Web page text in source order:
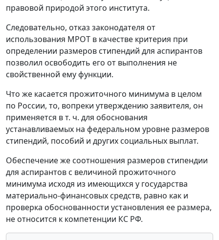
правовой природой этого института.
Следовательно, отказ законодателя от
использования МРОТ в качестве критерия при
определении размеров стипендий для аспирантов
позволил освободить его от выполнения не
свойственной ему функции.
Что же касается прожиточного минимума в целом
по России, то, вопреки утверждению заявителя, он
применяется в т. ч. для обоснования
устанавливаемых на федеральном уровне размеров
стипендий, пособий и других социальных выплат.
Обеспечение же соотношения размеров стипендии
для аспирантов с величиной прожиточного
минимума исходя из имеющихся у государства
материально-финансовых средств, равно как и
проверка обоснованности установления ее размера,
не относится к компетенции КС РФ.